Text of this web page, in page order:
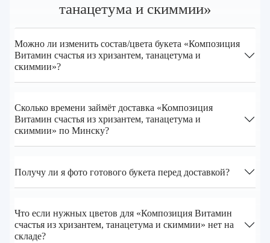
танацетума и скиммии»
Можно ли изменить состав/цвета букета «Композиция
Витамин счастья из хризантем, танацетума и
скиммии»?
Сколько времени займёт доставка «Композиция
Витамин счастья из хризантем, танацетума и
скиммии» по Минску?
Получу ли я фото готового букета перед доставкой?
Что если нужных цветов для «Композиция Витамин
счастья из хризантем, танацетума и скиммии» нет на
складе?